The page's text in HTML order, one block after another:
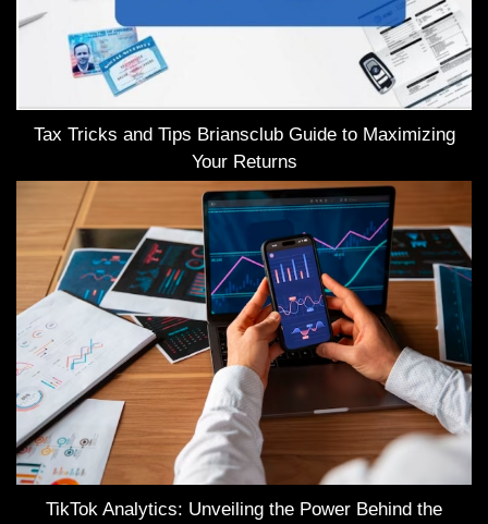
Tax Tricks and Tips Briansclub Guide to Maximizing
Your Returns
TikTok Analytics: Unveiling the Power Behind the